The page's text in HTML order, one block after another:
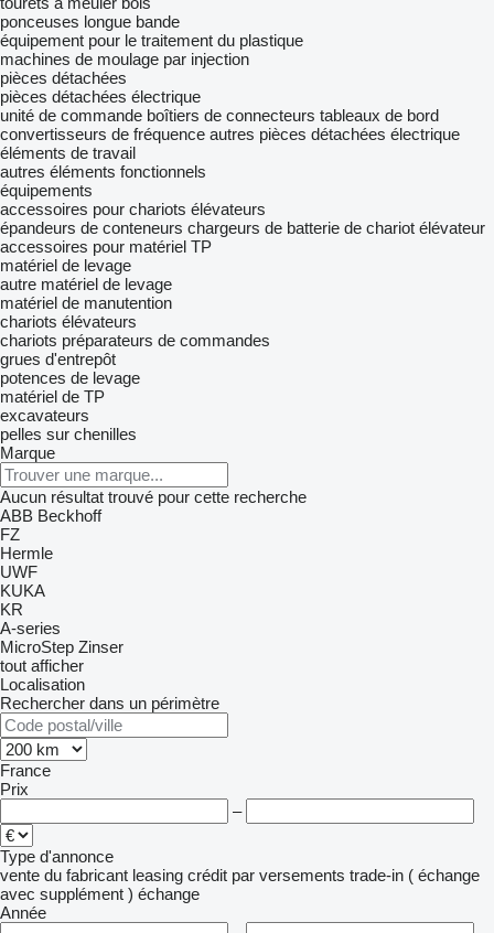
ponceuses longue bande
équipement pour le traitement du plastique
machines de moulage par injection
pièces détachées
pièces détachées électrique
unité de commande boîtiers de connecteurs tableaux de bord
convertisseurs de fréquence autres pièces détachées électrique
éléments de travail
autres éléments fonctionnels
équipements
accessoires pour chariots élévateurs
épandeurs de conteneurs chargeurs de batterie de chariot élévateur
accessoires pour matériel TP
matériel de levage
autre matériel de levage
matériel de manutention
chariots élévateurs
chariots préparateurs de commandes
grues d'entrepôt
potences de levage
matériel de TP
excavateurs
pelles sur chenilles
Marque
Aucun résultat trouvé pour cette recherche
ABB Beckhoff
FZ
Hermle
UWF
KUKA
KR
A-series
MicroStep Zinser
tout afficher
Localisation
Rechercher dans un périmètre
France
Prix
–
Type d'annonce
vente du fabricant leasing crédit par versements trade-in ( échange
avec supplément ) échange
Année